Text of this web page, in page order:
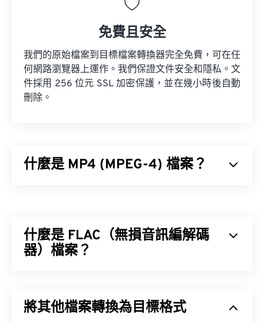
免費且安全
我們的原始檔案到目標檔案轉換器完全免費，可在任
何網路瀏覽器上運作。我們保證文件安全和隱私。文
件採用 256 位元 SSL 加密保護，並在幾小時後自動
刪除。
什麼是 MP4 (MPEG-4) 檔案？
於管理和儲存的檔案。它也是一種流行的影片格式，
用於在網路上進行串流媒體播放，例如在 YouTube
如何開啟 MP4 檔案？
什麼是 FLAC（無損音訊編解碼
器）檔案？
訊品質和原始資料不會有任何損失。 FLAC 透過使用
將其他檔案轉換為目標格式